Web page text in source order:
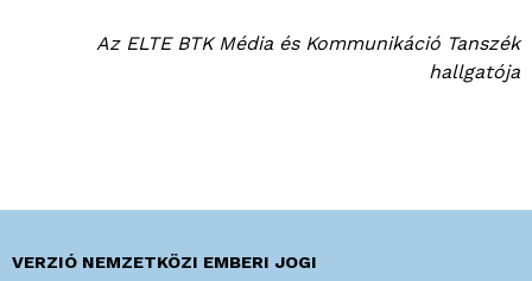
Az ELTE BTK Média és Kommunikáció Tanszék
hallgatója
VERZIÓ NEMZETKÖZI EMBERI JOGI